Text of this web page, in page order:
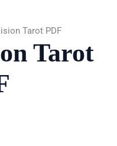
Tarot PDF
Tarot